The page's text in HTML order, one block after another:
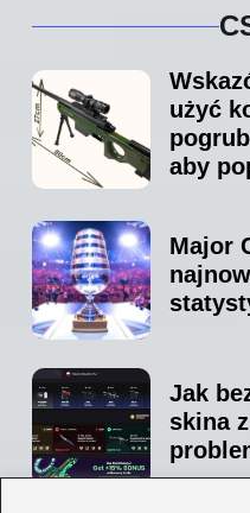
użyć
aby
Major
Jak
skina